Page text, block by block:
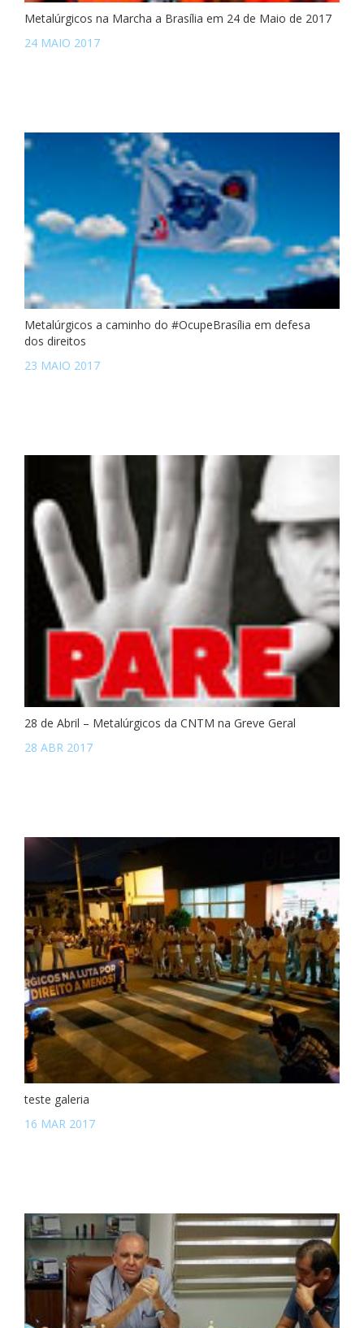
Metalúrgicos na Marcha a Brasília em 24 de Maio de 2017
24 MAIO 2017
Metalúrgicos a caminho do #OcupeBrasília em defesa
dos direitos
23 MAIO 2017
28 de Abril – Metalúrgicos da CNTM na Greve Geral
28 ABR 2017
teste galeria
16 MAR 2017